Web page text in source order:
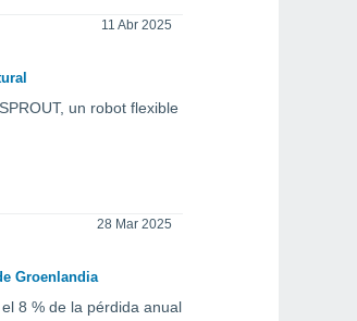
11 Abr 2025
un robot flexible
28 Mar 2025
Groenlandia
8 % de la pérdida anual